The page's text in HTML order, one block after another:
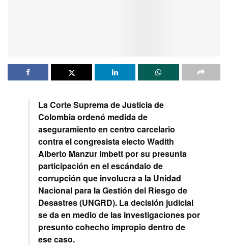
La Corte Suprema de Justicia de
Colombia ordenó medida de
aseguramiento en centro carcelario
contra el congresista electo Wadith
Alberto Manzur Imbett por su presunta
participación en el escándalo de
corrupción que involucra a la Unidad
Nacional para la Gestión del Riesgo de
Desastres (UNGRD). La decisión judicial
se da en medio de las investigaciones por
presunto cohecho impropio dentro de
ese caso.